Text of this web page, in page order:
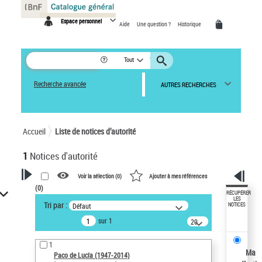
Espace personnel Aide Une question ? Historique
Tout
Recherche avancée AUTRES RECHERCHES
Accueil Liste de notices d’autorité
1 Notices d'autorité
VOTRE RECHERCHE
Recherche avancée dans les
notices d’autorité
Œuvres liées à l'auteur :
Paco de Lucía (1947-2014)
Voir la sélection (0) Ajouter à mes références
(0)
Tri par : Défaut
sur 1
20
résultats/page
1
Paco de Lucía (1947-2014)
RÉCUPÉRER
LES
NOTICES
Ma
Panneau de gestion des cookies